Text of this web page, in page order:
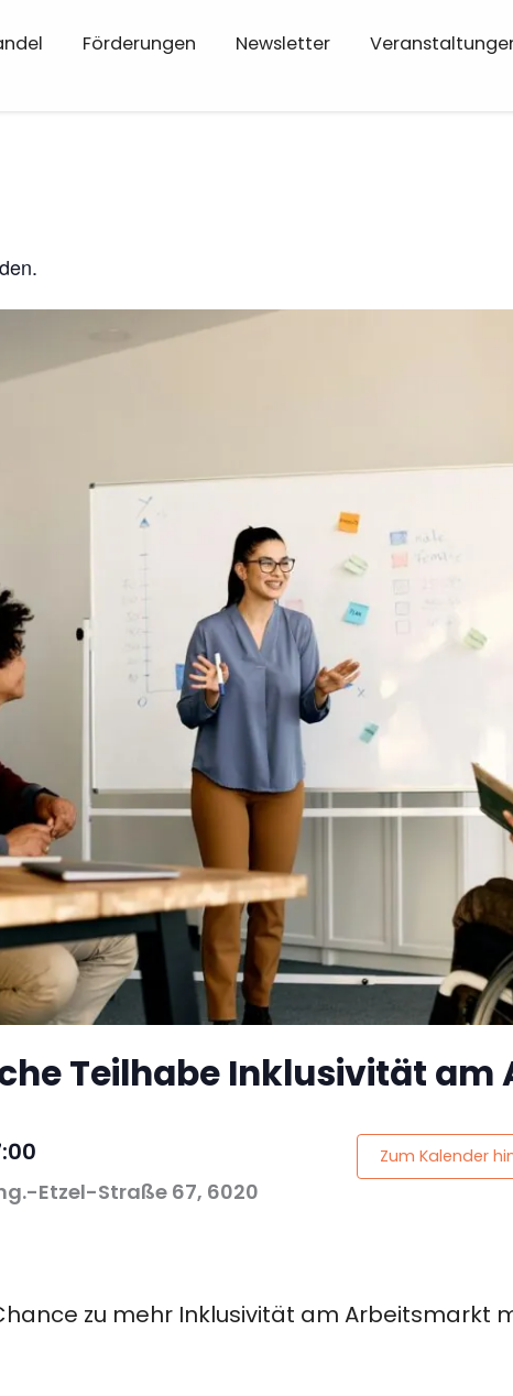
Förderungen Newsletter
Teilhabe Inklusivität
Etzel-Straße 67, 6020
Zum Kalender
zu mehr Inklusivität am Arbeitsmarkt